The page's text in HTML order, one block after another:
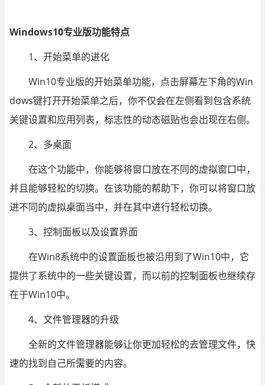
Windows10专业版功能特点
1、开始菜单的进化
Win10专业版的开始菜单功能，点击屏幕左下角的Win
dows键打开开始菜单之后，你不仅会在左侧看到包含系统
关键设置和应用列表，标志性的动态磁贴也会出现在右侧。
2、多桌面
在这个功能中，你能够将窗口放在不同的虚拟窗口中，
并且能够轻松的切换。在该功能的帮助下，你可以将窗口放
进不同的虚拟桌面当中，并在其中进行轻松切换。
3、控制面板以及设置界面
在Win8系统中的设置面板也被沿用到了Win10中，它
提供了系统中的一些关键设置，而以前的控制面板也继续存
在于Win10中。
4、文件管理器的升级
全新的文件管理器能够让你更加轻松的去管理文件，快
速的找到自己所需要的内容。